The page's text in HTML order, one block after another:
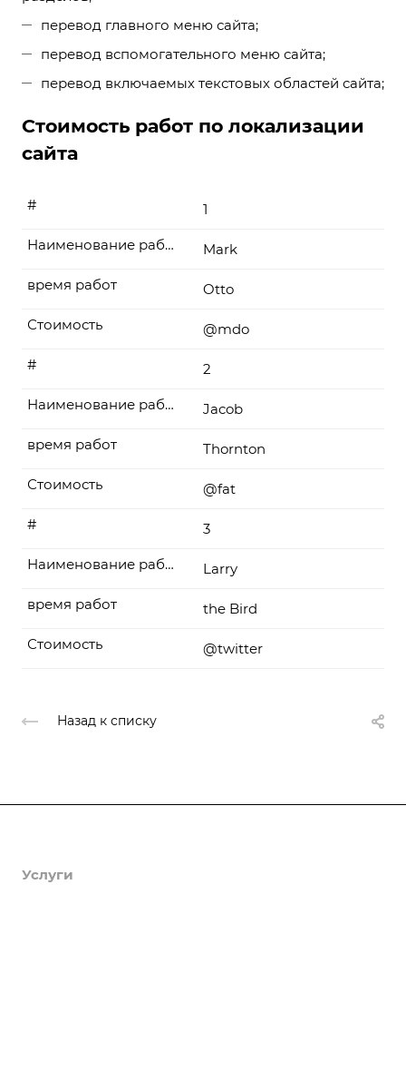
перевод главного меню сайта;
перевод вспомогательного меню сайта;
перевод включаемых текстовых областей сайта;
Стоимость работ по локализации
сайта
1
#
Mark
Наименование работы
Otto
время работ
@mdo
Стоимость
2
#
Jacob
Наименование работы
Thornton
время работ
@fat
Стоимость
3
#
Larry
Наименование работы
the Bird
время работ
@twitter
Стоимость
Назад к списку
Услуги